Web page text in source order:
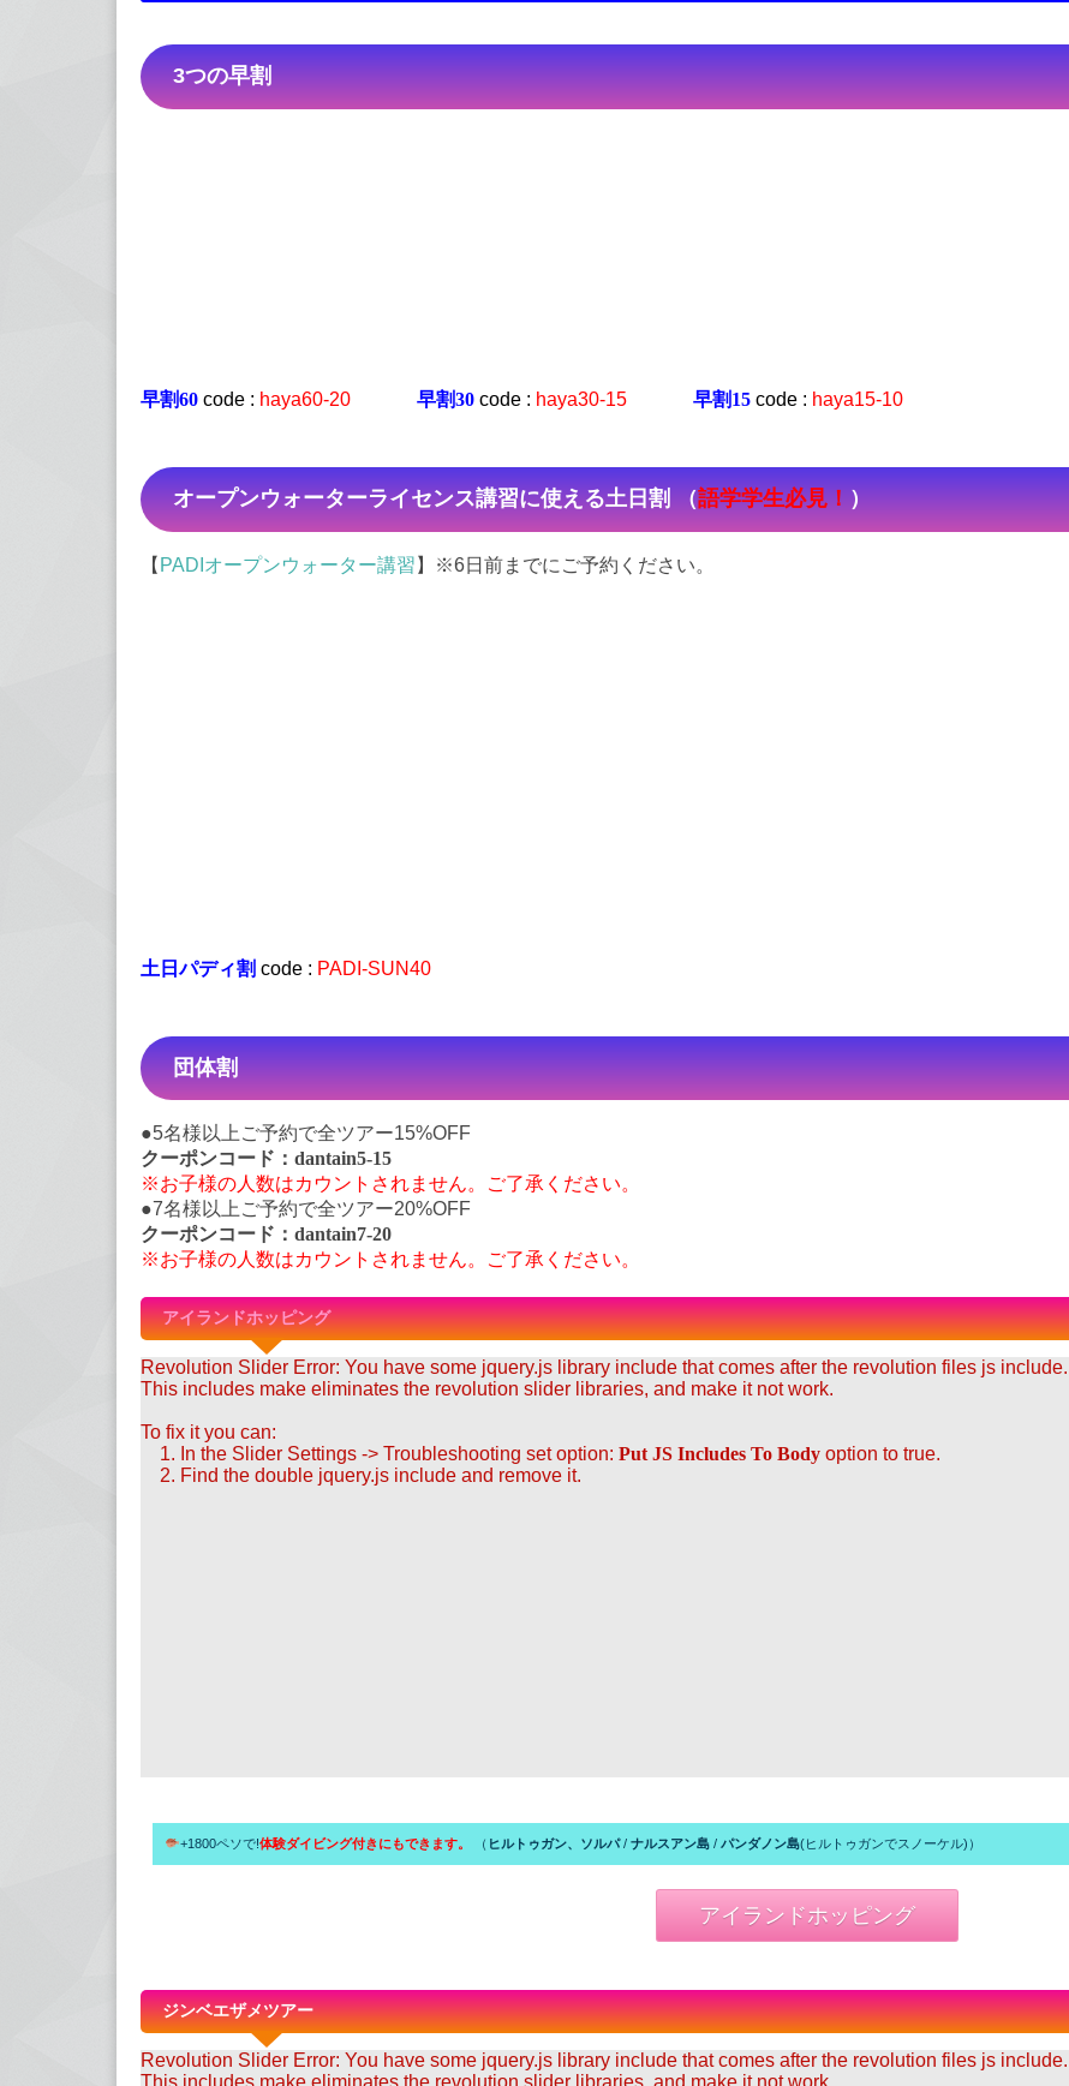
3つの早割
早割60 code : haya60-20 早割30 code : haya30-15 早割15 code : haya15-10
オープンウォーターライセンス講習に使える土日割（語学学生必見！）
【 PADIオープンウォーター講習 】※6日前までにご予約ください。
土日パディ割 code : PADI-SUN40
団体割
●5名様以上ご予約で全ツアー15%OFF
クーポンコード：dantain5-15
※お子様の人数はカウントされません。ご了承ください。
●7名様以上ご予約で全ツアー20%OFF
クーポンコード：dantain7-20
※お子様の人数はカウントされません。ご了承ください。
アイランドホッピング
Revolution Slider Error: You have some jquery.js library include that comes after the revolution files js include.
This includes make eliminates the revolution slider libraries, and make it not work.
To fix it you can:
1. In the Slider Settings -> Troubleshooting set option: Put JS Includes To Body option to true.
2. Find the double jquery.js include and remove it.
+1800ペソで!体験ダイビング付きにもできます。 （ ヒルトゥガン、ソルパ/ ナルスアン島/ パンダノン島(ヒルトゥガンでスノーケル)）
アイランドホッピング
ジンベエザメツアー
Revolution Slider Error: You have some jquery.js library include that comes after the revolution files js include.